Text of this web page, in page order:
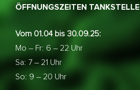
ÖFFNUNGSZEITEN TANKSTELLE
Vom 01.04 bis 30.09.25:
Mo – Fr: 6 – 22 Uhr
Sa: 7 – 21 Uhr
So: 9 – 20 Uhr